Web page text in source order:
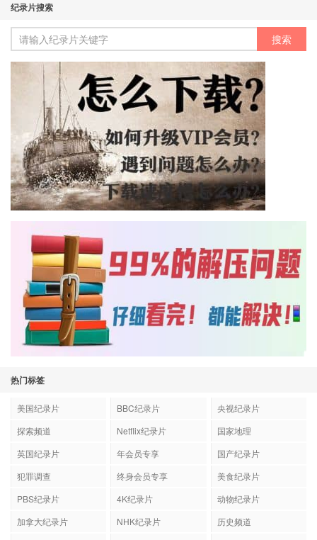
纪录片搜索
热门标签
美国纪录片 BBC纪录片
央视纪录片
探索频道
Netflix纪录片
国家地理
英国纪录片
年会员专享
国产纪录片
犯罪调查
终身会员专享
美食纪录片
PBS纪录片
4K纪录片
动物纪录片
加拿大纪录片
NHK纪录片
历史频道